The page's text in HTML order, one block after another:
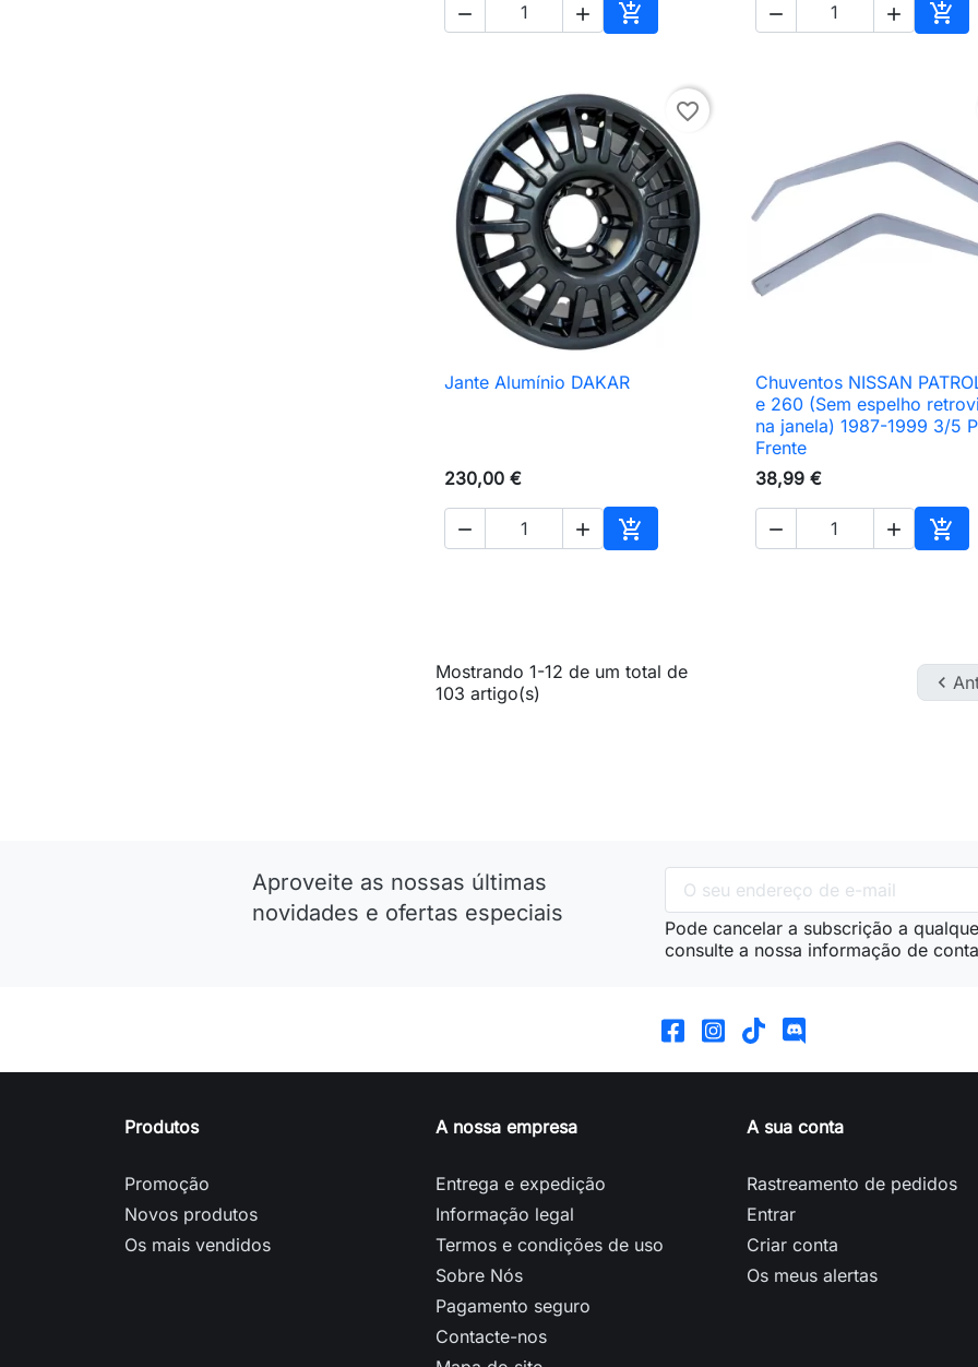
  
Adicionar ao carrinho
  
favorite_border
 Vista rápida
Jante Alumínio DAKAR
230,00 €
  
Adicionar ao carrinho
 Vista rápida
Chuventos NISSAN
e 260 (Sem espelho
na janela) 1987-1999 3/5
Frente
38,99 €
  
Mostrando 1-12 de um total de
103 artigo(s)

Aproveite as nossas últimas
novidades e ofertas especiais
Pode cancelar a subscrição a
consulte a nossa informação de
Produtos
Promoção
Novos produtos
Os mais vendidos
A nossa empresa
Entrega e expedição
Informação legal
Termos e condições de uso
Sobre Nós
Pagamento seguro
Contacte-nos
A sua conta
Rastreamento de pedidos
Entrar
Criar conta
Os meus alertas